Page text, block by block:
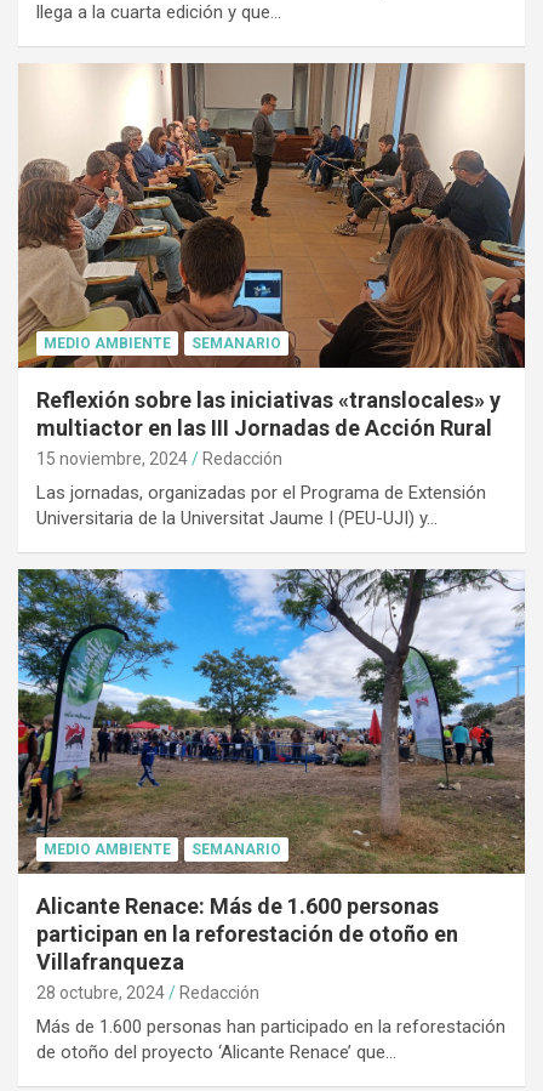
llega a la cuarta edición y que…
MEDIO AMBIENTE SEMANARIO
Reflexión sobre las iniciativas «translocales» y
multiactor en las III Jornadas de Acción Rural
15 noviembre, 2024 Redacción
Las jornadas, organizadas por el Programa de Extensión
Universitaria de la Universitat Jaume I (PEU-UJI) y…
MEDIO AMBIENTE SEMANARIO
Alicante Renace: Más de 1.600 personas
participan en la reforestación de otoño en
Villafranqueza
28 octubre, 2024 Redacción
Más de 1.600 personas han participado en la reforestación
de otoño del proyecto ‘Alicante Renace’ que…